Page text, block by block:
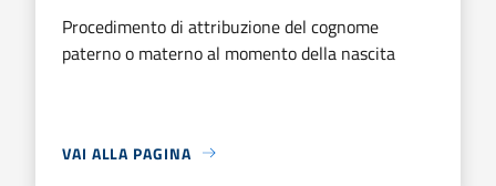
Procedimento di attribuzione del cognome
paterno o materno al momento della nascita
VAI ALLA PAGINA